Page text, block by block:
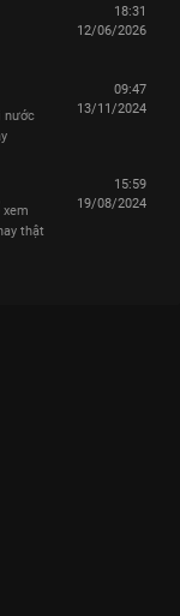
18:31
12/06/2026
nước
09:47
13/11/2024
thật
15:59
19/08/2024